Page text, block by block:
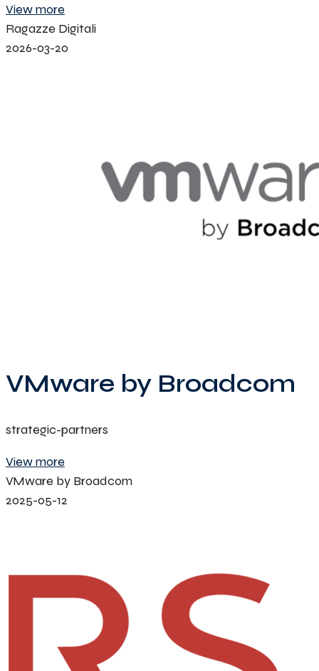
View more
Ragazze Digitali
2026-03-20
VMware by Broadcom
strategic-partners
View more
VMware by Broadcom
2025-05-12